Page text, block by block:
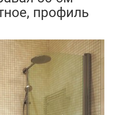
профиль